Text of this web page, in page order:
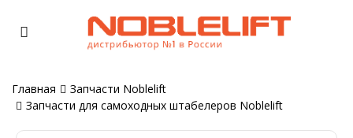
Главная
Запчасти Noblelift
Запчасти для самоходных штабелеров Noblelift